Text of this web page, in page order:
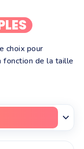
choix pour
fonction de la taille